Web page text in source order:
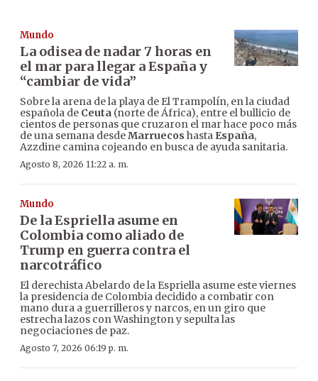
Mundo
La odisea de nadar 7 horas en
el mar para llegar a España y
“cambiar de vida”
Sobre la arena de la playa de El Trampolín, en la ciudad
española de Ceuta (norte de África), entre el bullicio de
cientos de personas que cruzaron el mar hace poco más
de una semana desdeMarruecos hasta España,
Azzdine camina cojeando en busca de ayuda sanitaria.
Agosto 8, 2026 11:22 a. m.
Mundo
De la Espriella asume en
Colombia como aliado de
Trump en guerra contra el
narcotráfico
El derechista Abelardo de la Espriella asume este viernes
la presidencia de Colombia decidido a combatir con
mano dura a guerrilleros y narcos, en un giro que
estrecha lazos con Washington y sepulta las
negociaciones de paz.
Agosto 7, 2026 06:19 p. m.